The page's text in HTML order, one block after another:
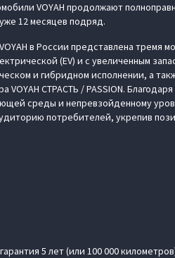
VOYAH продолжают
12 месяцев подряд.
в России представлена тремя
(EV) и с увеличенным
и гибридном исполнении, а
СТРАСТЬ / PASSION.
среды и непревзойденному
потребителей, укрепив
5 лет (или 100 000